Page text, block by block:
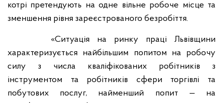
котрі претендують на одне вільне робоче місце та
зменшення рівня зареєстрованого безробіття.
«Ситуація на ринку праці Львівщини
характеризується найбільшим попитом на робочу
силу з числа кваліфікованих робітників з
інструментом та робітників сфери торгівлі та
побутових послуг, найменший попит — на